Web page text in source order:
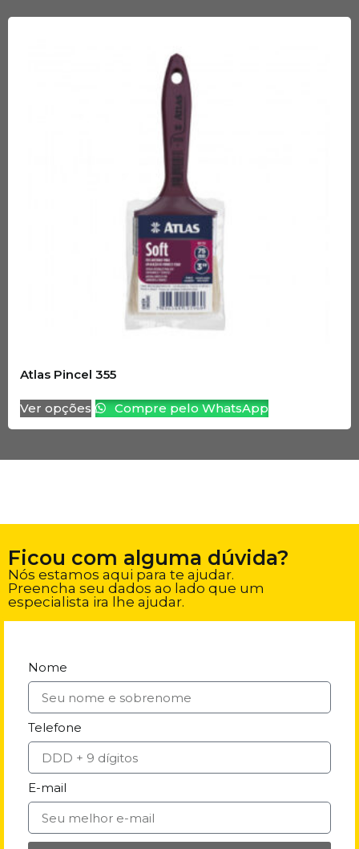
Atlas Pincel 355
Ver opções Compre pelo WhatsApp
Ficou com alguma dúvida?
Nós estamos aqui para te ajudar.
Preencha seu dados ao lado que um
especialista ira lhe ajudar.
Nome
Telefone
E-mail